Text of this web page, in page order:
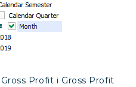
Profit і Gross Profit